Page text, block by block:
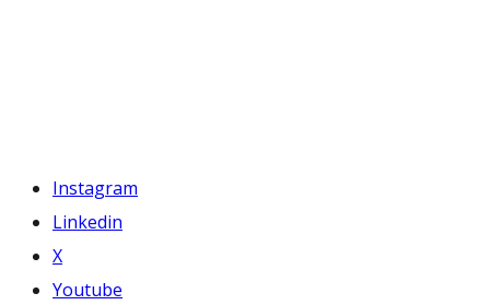
Instagram
Linkedin
X
Youtube